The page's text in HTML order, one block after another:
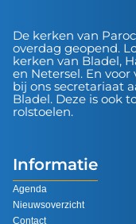
De kerken van
overdag geopend.
kerken van Bladel,
en Netersel. En
bij ons secretariaat
Bladel. Deze is ook
rolstoelen.
Informatie
Agenda
Nieuwsoverzicht
Contact